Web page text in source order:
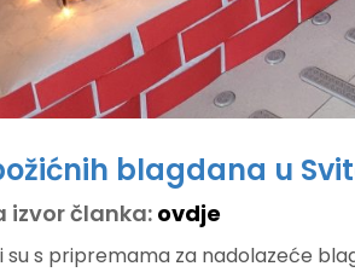
blagdana u
izvor članka:ovdje
su s pripremama za nadolazeće